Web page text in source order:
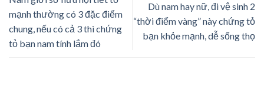
mạnh thường có 3 đặc điểm
chung, nếu có cả 3 thì chứng
tỏ bạn nam tính lắm đó
Dù nam hay nữ, đi vệ sinh 2
“thời điểm vàng” này chứng tỏ
bạn khỏe mạnh, dễ sống thọ